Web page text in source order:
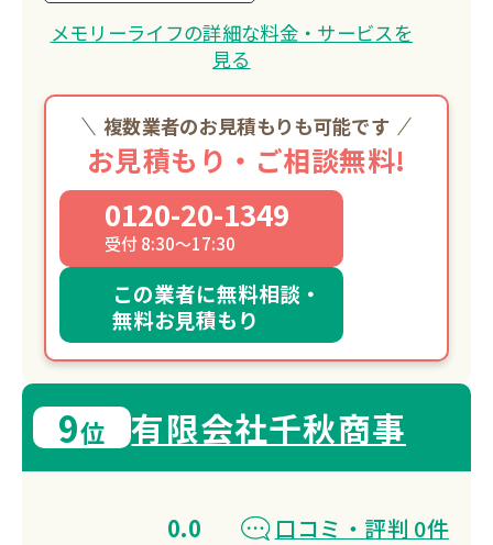
メモリーライフの詳細な料金・サービスを
見る
複数業者のお見積もりも可能です
お見積もり・ご相談無料!
0120-20-1349
受付 8:30～17:30
この業者に無料相談・
無料お見積もり
9位 有限会社千秋商事
0.0
口コミ・評判 0件